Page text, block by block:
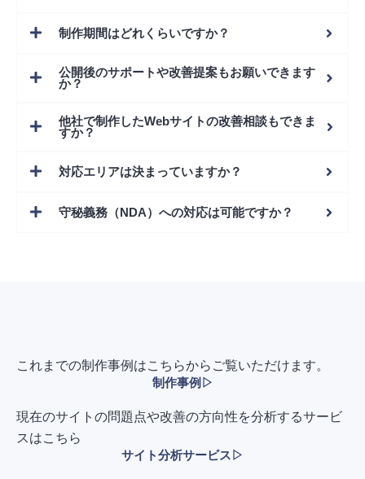
制作期間はどれくらいですか？
公開後のサポートや改善提案もお願いできます
か？
他社で制作したWebサイトの改善相談もできま
すか？
対応エリアは決まっていますか？
守秘義務（NDA）への対応は可能ですか？
これまでの制作事例はこちらからご覧いただけます。
制作事例▷
現在のサイトの問題点や改善の方向性を分析するサービ
スはこちら
サイト分析サービス▷